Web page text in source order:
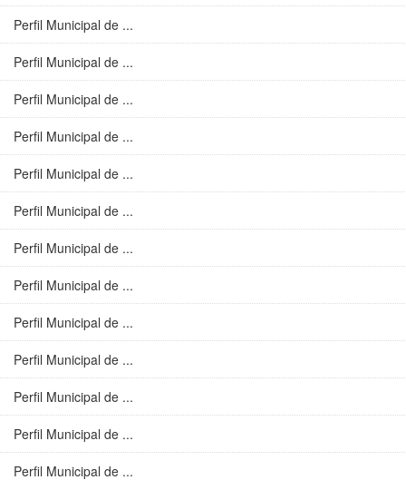
Perfil Municipal de ...
Perfil Municipal de ...
Perfil Municipal de ...
Perfil Municipal de ...
Perfil Municipal de ...
Perfil Municipal de ...
Perfil Municipal de ...
Perfil Municipal de ...
Perfil Municipal de ...
Perfil Municipal de ...
Perfil Municipal de ...
Perfil Municipal de ...
Perfil Municipal de ...